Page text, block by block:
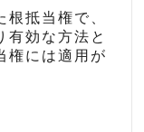
抵当権で、
有効な方法と
権には適用が